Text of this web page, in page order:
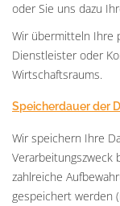
oder Sie uns dazu
Wir übermitteln Ihre
Dienstleister oder
Wirtschaftsraums.
Speicherdauer der
Wir speichern Ihre
Verarbeitungszweck
zahlreiche
gespeichert werden